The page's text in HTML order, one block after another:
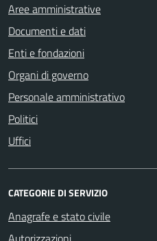
Aree amministrative
Documenti e dati
Enti e fondazioni
Organi di governo
Personale amministrativo
Politici
Uffici
CATEGORIE DI SERVIZIO
Anagrafe e stato civile